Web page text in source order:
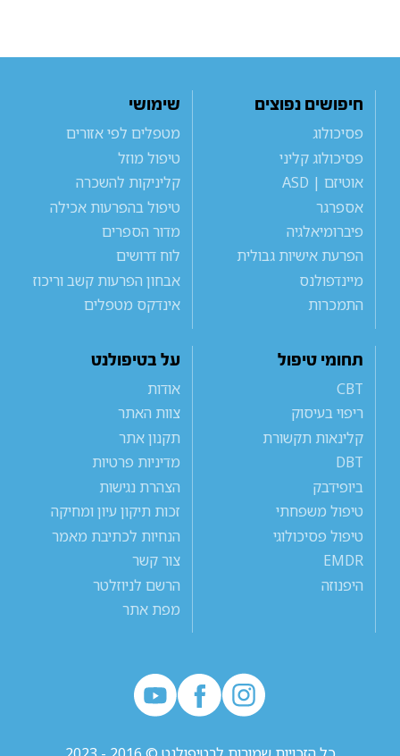
חיפושים נפוצים
פסיכולוג
פסיכולוג קליני
אוטיזם | ASD
אספרגר
פיברומיאלגיה
הפרעת אישיות גבולית
מיינדפולנס
התמכרות
שימושי
מטפלים לפי אזורים
טיפול מוזל
קליניקות להשכרה
טיפול בהפרעות אכילה
מדור הספרים
לוח דרושים
אבחון הפרעות קשב וריכוז
אינדקס מטפלים
תחומי טיפול
CBT
ריפוי בעיסוק
קלינאות תקשורת
DBT
ביופידבק
טיפול משפחתי
טיפול פסיכולוגי
EMDR
היפנוזה
על בטיפולנט
אודות
צוות האתר
תקנון אתר
מדיניות פרטיות
הצהרת נגישות
זכות תיקון עיון ומחיקה
הנחיות לכתיבת מאמר
צור קשר
הרשם לניוזלטר
מפת אתר